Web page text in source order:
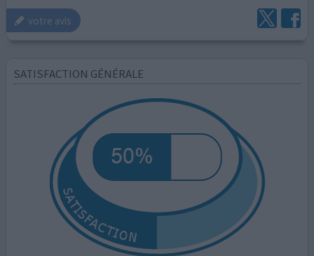
votre avis
SATISFACTION GÉNÉRALE